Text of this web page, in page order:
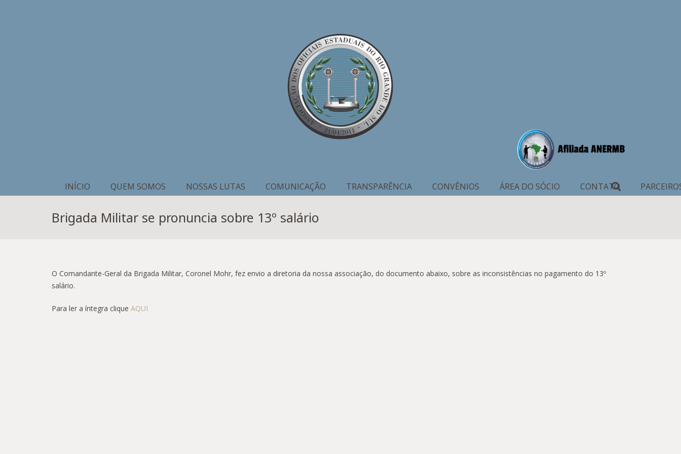
INÍCIO QUEM SOMOS NOSSAS LUTAS COMUNICAÇÃO TRANSPARÊNCIA CONVÊNIOS ÁREA DO SÓCIO CONTATO
Brigada Militar se pronuncia sobre 13º salário
O Comandante-Geral da Brigada Militar, Coronel Mohr, fez envio a diretoria da nossa associação, do documento abaixo, sobre as inconsistências no pagamento do 13º
salário.
Para ler a íntegra clique AQUI